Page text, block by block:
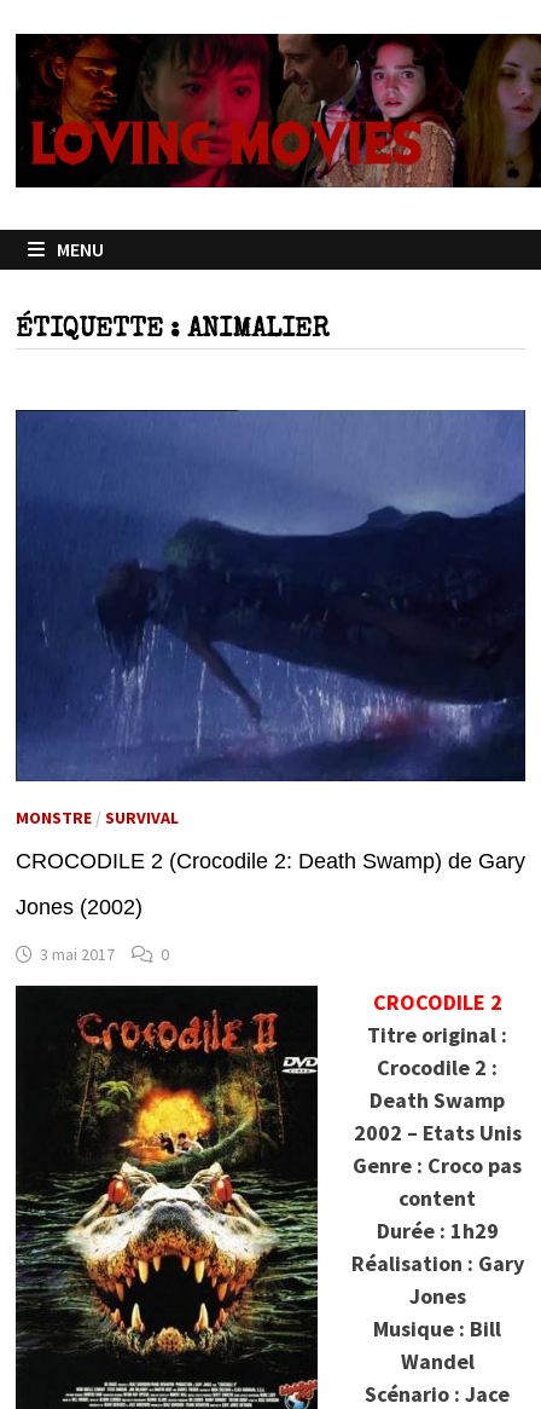
contenu
MENU
ÉTIQUETTE : ANIMALIER
MONSTRE/ SURVIVAL
CROCODILE 2 (Crocodile 2: Death Swamp) de Gary
Jones (2002)
3 mai 2017 0
CROCODILE 2
Titre original :
Crocodile 2 :
Death Swamp
2002 – Etats Unis
Genre : Croco pas
content
Durée : 1h29
Réalisation : Gary
Jones
Musique : Bill
Wandel
Scénario : Jace